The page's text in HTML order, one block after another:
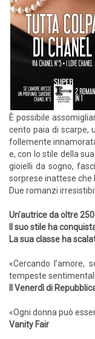
È possibile
cento paia di scarpe,
follemente
e, con lo stile della
gioielli da sogno,
sorprese inattese che
Due romanzi
Un’autrice da oltre
Il suo stile ha
La sua classe ha
«Cercando l’amore,
tempeste
Il Venerdì di
«Ogni donna può
Vanity Fair